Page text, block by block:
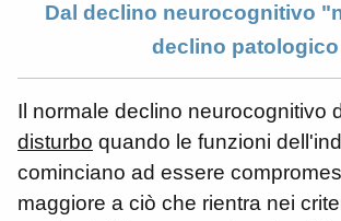
Dal declino neurocognitivo
declino patologico
Il normale declino neurocognitivo
disturbo quando le funzioni
cominciano ad essere
maggiore a ciò che rientra nei